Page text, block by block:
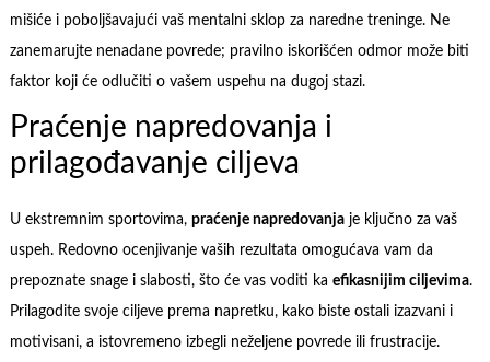
mišiće i poboljšavajući vaš mentalni sklop za naredne treninge. Ne
zanemarujte nenadane povrede; pravilno iskorišćen odmor može biti
faktor koji će odlučiti o vašem uspehu na dugoj stazi.
Praćenje napredovanja i
prilagođavanje ciljeva
U ekstremnim sportovima, praćenje napredovanjaje ključno za vaš
uspeh. Redovno ocenjivanje vaših rezultata omogućava vam da
prepoznate snage i slabosti, što će vas voditi ka efikasnijim ciljevima.
Prilagodite svoje ciljeve prema napretku, kako biste ostali izazvani i
motivisani, a istovremeno izbegli neželjene povrede ili frustracije.